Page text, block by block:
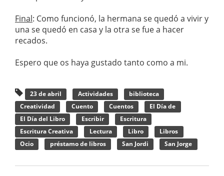
Final: Como funcionó, la hermana se quedó a vivir y
una se quedó en casa y la otra se fue a hacer
recados.
Espero que os haya gustado tanto como a mi.
23 de abril Actividades
biblioteca
Creatividad
Cuento Cuentos
El Día de
El Día del Libro
Escribir
Escritura
Escritura Creativa
Lectura Libro
Libros
Ocio
préstamo de libros San Jordi San Jorge